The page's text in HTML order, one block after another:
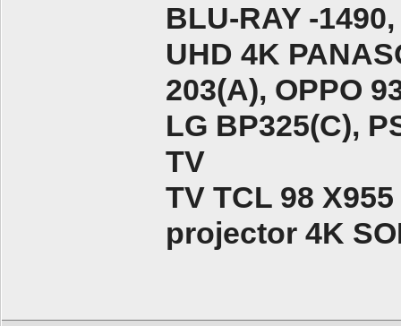
BLU-RAY -
UHD 4K
203(A), ОPPO
LG BP325(C),
TV
TV TCL 98 X955
projector 4K